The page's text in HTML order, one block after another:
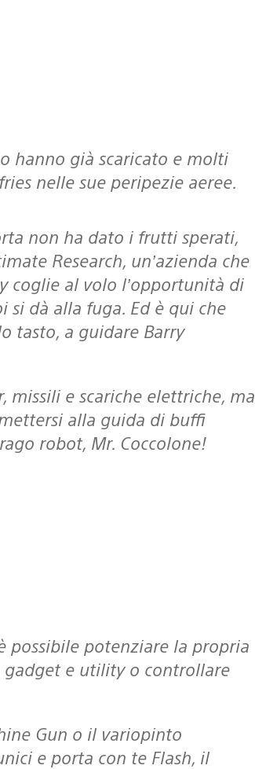
nelle sue peripezie aeree.
Research, un’azienda che
coglie al volo l’opportunità di
si dà alla fuga. Ed è qui che
tasto, a guidare Barry
alla guida di buffi
robot, Mr. Coccolone!
gadget e utility o controllare
e porta con te Flash, il